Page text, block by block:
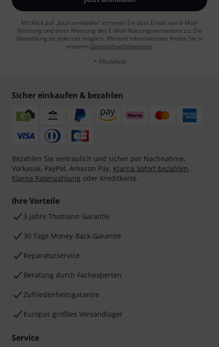
Mit Klick auf „Jetzt anmelden“ stimmen Sie dem Erhalt von E-Mail-
Werbung und einer Messung des E-Mail-Nutzungsverhaltens zu. Die
Abmeldung ist jederzeit möglich. Weitere Informationen finden Sie in
unseren Datenschutzhinweisen.
* Pflichtfeld
Sicher einkaufen & bezahlen
Bezahlen Sie vertraulich und sicher per Nachnahme,
Vorkasse, PayPal, Amazon Pay, Klarna Sofort bezahlen,
Klarna Ratenzahlung oder Kreditkarte.
Ihre Vorteile
3 Jahre Thomann Garantie
30 Tage Money-Back-Garantie
Reparaturservice
Beratung durch Fachexperten
Zufriedenheitsgarantie
Europas größtes Versandlager
Service